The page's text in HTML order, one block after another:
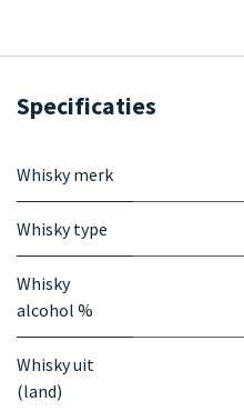
Specificaties
Whisky merk
Whisky type
Whisky
alcohol %
Whisky uit
(land)